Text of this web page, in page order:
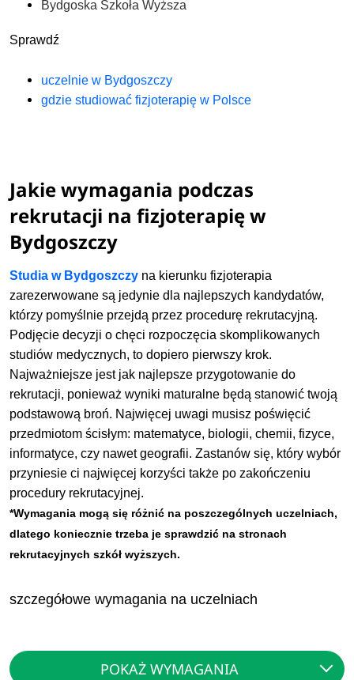
Bydgoska Szkoła Wyższa
Sprawdź
uczelnie w Bydgoszczy
gdzie studiować fizjoterapię w Polsce
Jakie wymagania podczas
rekrutacji na fizjoterapię w
Bydgoszczy
Studia w Bydgoszczy na kierunku fizjoterapia
zarezerwowane są jedynie dla najlepszych kandydatów,
którzy pomyślnie przejdą przez procedurę rekrutacyjną.
Podjęcie decyzji o chęci rozpoczęcia skomplikowanych
studiów medycznych, to dopiero pierwszy krok.
Najważniejsze jest jak najlepsze przygotowanie do
rekrutacji, ponieważ wyniki maturalne będą stanowić twoją
podstawową broń. Najwięcej uwagi musisz poświęcić
przedmiotom ścisłym: matematyce, biologii, chemii, fizyce,
informatyce, czy nawet geografii. Zastanów się, który wybór
przyniesie ci najwięcej korzyści także po zakończeniu
procedury rekrutacyjnej.
*Wymagania mogą się różnić na poszczególnych uczelniach,
dlatego koniecznie trzeba je sprawdzić na stronach
rekrutacyjnych szkół wyższych.
szczegółowe wymagania na uczelniach
POKAŻ WYMAGANIA